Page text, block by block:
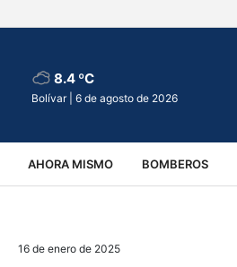
8.4 ºC
Bolívar | 6 de agosto de 2026
AHORA MISMO BOMBEROS
VIRALES ACCIDENTES
16 de enero de 2025